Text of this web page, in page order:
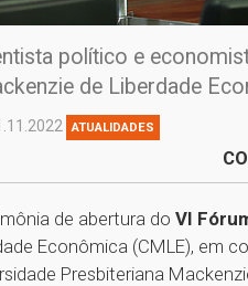
político e
de Liberdade
ATUALIDADES
de abertura do VI
Econômica (CMLE), em
Presbiteriana